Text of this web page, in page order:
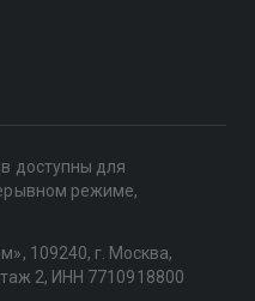
доступны для
режиме,
109240, г. Москва,
2, ИНН 7710918800